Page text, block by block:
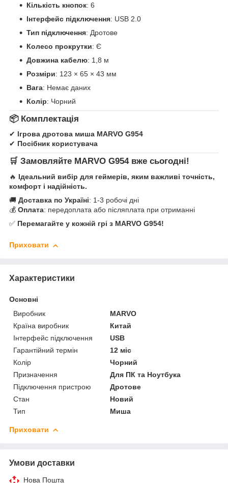
Кількість кнопок: 6
Інтерфейс підключення: USB 2.0
Тип підключення: Дротове
Колесо прокрутки: Є
Довжина кабелю: 1,8 м
Розміри: 123 × 65 × 43 мм
Вага: Немає даних
Колір: Чорний
📦 Комплектація
✔ Ігрова дротова миша MARVO G954
✔ Посібник користувача
🛒 Замовляйте MARVO G954 вже сьогодні!
🔥 Ідеальний вибір для геймерів, яким важливі точність,
комфорт і надійність.
🚚 Доставка по Україні: 1-3 робочі дні
💰 Оплата: передоплата або післяплата при отриманні
✅ Перемагайте у кожній грі з MARVO G954!
Приховати
Характеристики
Основні
Виробник
MARVO
Країна виробник
Китай
Інтерфейс підключення
USB
Гарантійний термін
12 міс
Колір
Чорний
Призначення
Для ПК та Ноутбука
Підключення пристрою
Дротове
Стан
Новий
Тип
Миша
Приховати
Умови доставки
Нова Пошта